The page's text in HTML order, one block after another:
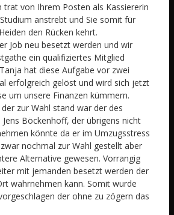
trat von Ihrem Posten als Kassiererin
anstrebt und Sie somit für
den Rücken kehrt.
Job neu besetzt werden und wir
ein qualifiziertes Mitglied
hat diese Aufgabe vor zwei
erfolgreich gelöst und wird sich jetzt
um unsere Finanzen kümmern.
zur Wahl stand war der des
Böckenhoff, der übrigens nicht
könnte da er im Umzugsstress
nochmal zur Wahl gestellt aber
Alternative gewesen. Vorrangig
mit jemanden besetzt werden der
wahrnehmen kann. Somit wurde
der ohne zu zögern das